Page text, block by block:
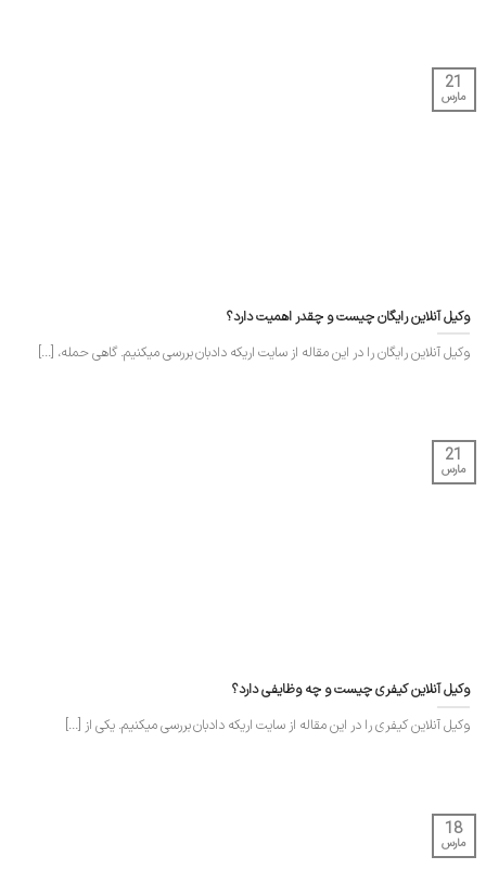
وکیل آنلاین رایگان چیست و چقدر اهمیت دارد؟
وکیل آنلاین رایگان را در این مقاله از سایت اریکه دادبان بررسی میکنیم. گاهی حمله، [...]
21
مارس
وکیل آنلاین کیفری چیست و چه وظایفی دارد؟
وکیل آنلاین کیفری را در این مقاله از سایت اریکه دادبان بررسی میکنیم. یکی از [...]
21
مارس
18
مارس